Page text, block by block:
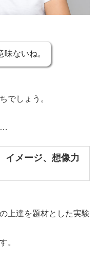
ないね。
でしょう。
イメージ、想像力
の上達を題材とした実験
。